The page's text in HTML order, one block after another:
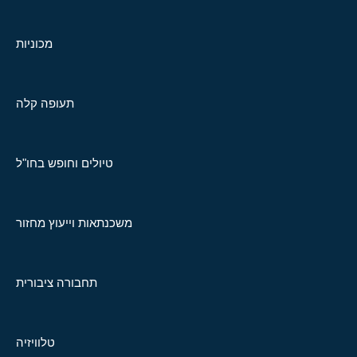
מכוניות
תעופה קלה
טיולים וחופש בחו"ל
משכנתאות וייעוץ מחזור
תחבורה ציבורית
טלוויזיה